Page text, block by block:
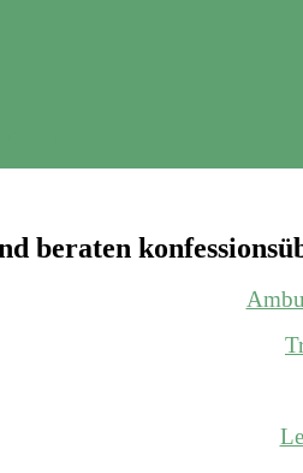
beraten